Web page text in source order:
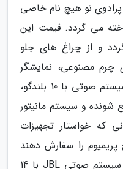
نو هیچ نام خاصی
می گردد. قیمت این
می گردد و از چراغ های جلو
مصنوعی، نمایشگر
اطلاعاتی-سرگرمی 12.3 اینچی، سیستم صوتی با 10 بلندگو،
شونده و سیستم مانیتور
که خواستار تجهیزات
را سفارش دهند
که صندلی های چرمی با تهویه، سیستم صوتی JBL با 14